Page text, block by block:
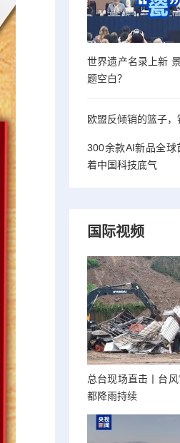
世界遗产名录上新
题空白？
欧盟反倾销的篮子
300余款AI新品全
着中国科技底气
国际视频
总台现场直击丨台
都降雨持续